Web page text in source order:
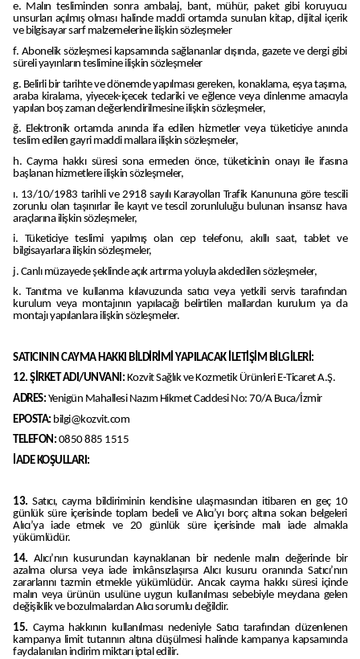
e. Malın tesliminden sonra ambalaj, bant, mühür, paket gibi koruyucu
unsurları açılmış olması halinde maddi ortamda sunulan kitap, dijital içerik
ve bilgisayar sarf malzemelerine ilişkin sözleşmeler
f. Abonelik sözleşmesi kapsamında sağlananlar dışında, gazete ve dergi gibi
süreli yayınların teslimine ilişkin sözleşmeler
g. Belirli bir tarihte ve dönemde yapılması gereken, konaklama, eşya taşıma,
araba kiralama, yiyecek-içecek tedariki ve eğlence veya dinlenme amacıyla
yapılan boş zaman değerlendirilmesine ilişkin sözleşmeler,
ğ. Elektronik ortamda anında ifa edilen hizmetler veya tüketiciye anında
teslim edilen gayri maddi mallara ilişkin sözleşmeler,
h. Cayma hakkı süresi sona ermeden önce, tüketicinin onayı ile ifasına
başlanan hizmetlere ilişkin sözleşmeler,
ı. 13/10/1983 tarihli ve 2918 sayılı Karayolları Trafik Kanununa göre tescili
zorunlu olan taşınırlar ile kayıt ve tescil zorunluluğu bulunan insansız hava
araçlarına ilişkin sözleşmeler,
i. Tüketiciye teslimi yapılmış olan cep telefonu, akıllı saat, tablet ve
bilgisayarlara ilişkin sözleşmeler,
j. Canlı müzayede şeklinde açık artırma yoluyla akdedilen sözleşmeler,
k. Tanıtma ve kullanma kılavuzunda satıcı veya yetkili servis tarafından
kurulum veya montajının yapılacağı belirtilen mallardan kurulum ya da
montajı yapılanlara ilişkin sözleşmeler.
SATICININ CAYMA HAKKI BİLDİRİMİ YAPILACAK İLETİŞİM BİLGİLERİ:
12. ŞİRKET ADI/UNVANI: Kozvit Sağlık ve Kozmetik Ürünleri E-Ticaret A.Ş.
ADRES: Yenigün Mahallesi Nazım Hikmet Caddesi No: 70/A Buca/İzmir
EPOSTA: bilgi@kozvit.com
TELEFON: 0850 885 1515
İADE KOŞULLARI:
13. Satıcı, cayma bildiriminin kendisine ulaşmasından itibaren en geç 10
günlük süre içerisinde toplam bedeli ve Alıcı’yı borç altına sokan belgeleri
Alıcı’ya iade etmek ve 20 günlük süre içerisinde malı iade almakla
yükümlüdür.
14. Alıcı’nın kusurundan kaynaklanan bir nedenle malın değerinde bir
azalma olursa veya iade imkânsızlaşırsa Alıcı kusuru oranında Satıcı’nın
zararlarını tazmin etmekle yükümlüdür. Ancak cayma hakkı süresi içinde
malın veya ürünün usulüne uygun kullanılması sebebiyle meydana gelen
değişiklik ve bozulmalardan Alıcı sorumlu değildir.
15. Cayma hakkının kullanılması nedeniyle Satıcı tarafından düzenlenen
kampanya limit tutarının altına düşülmesi halinde kampanya kapsamında
faydalanılan indirim miktarı iptal edilir.